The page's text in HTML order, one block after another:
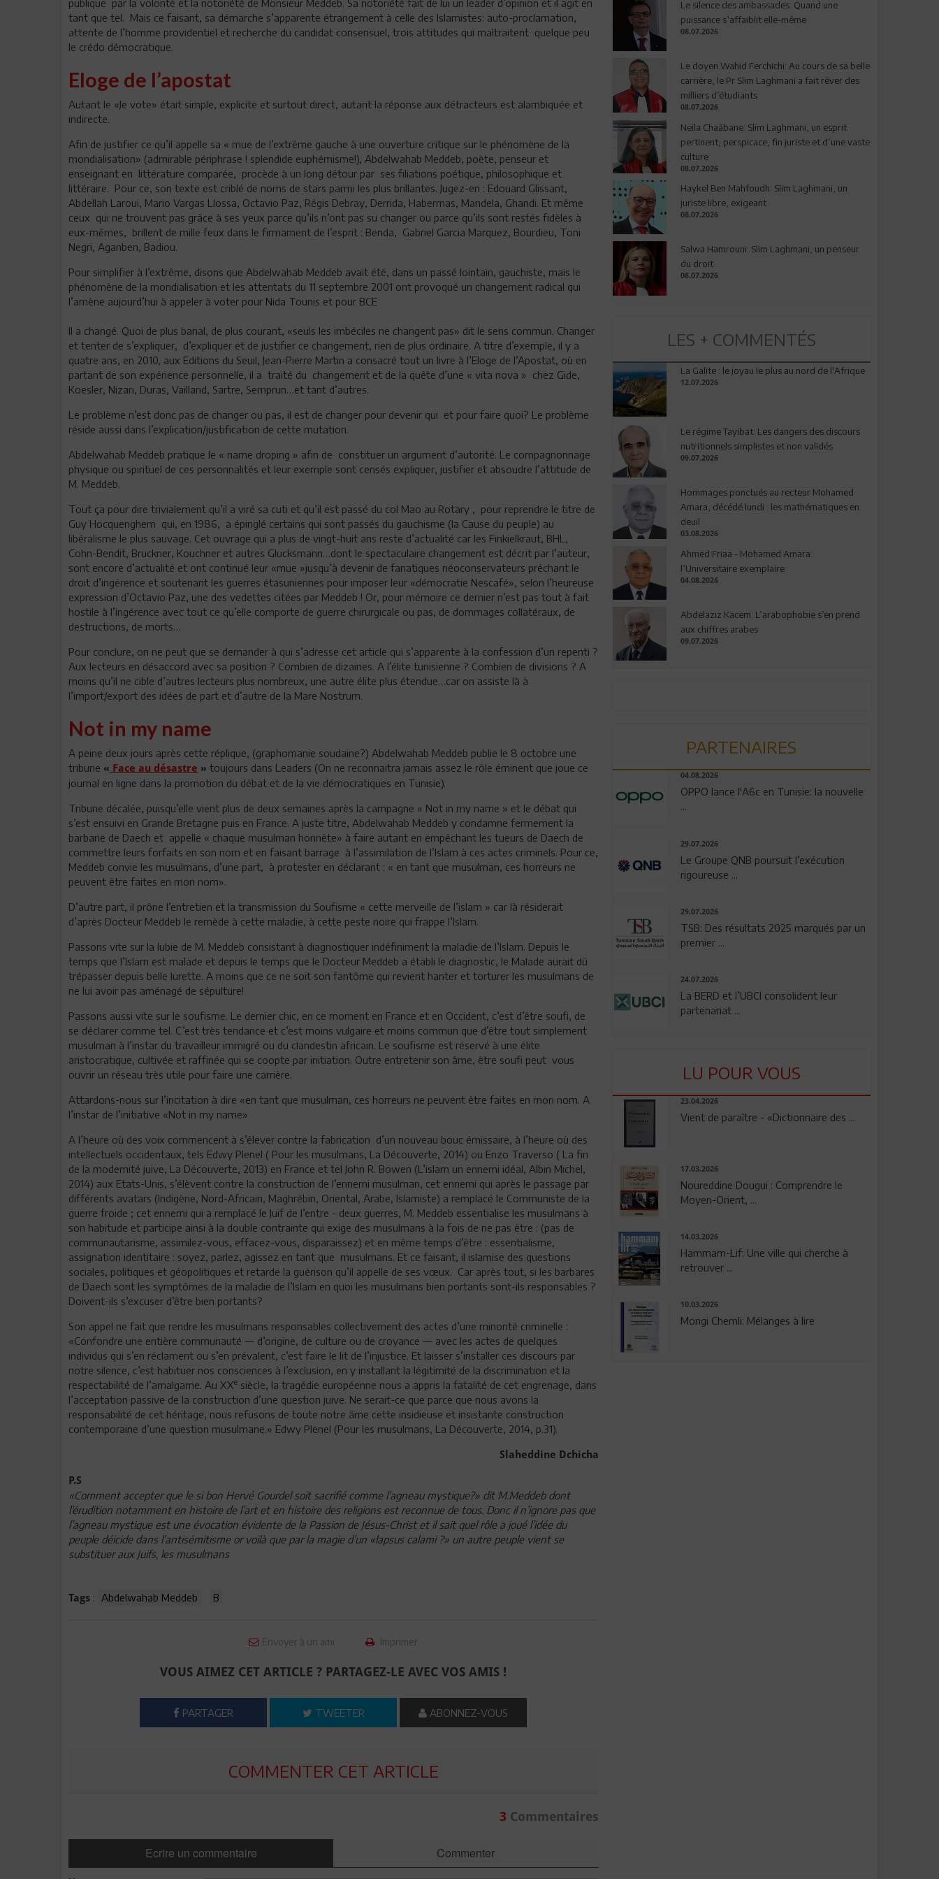
publique par la volonté et la notoriété de Monsieur Meddeb. Sa notoriété fait de lui un leader d’opinion et il agit en
tant que tel. Mais ce faisant, sa démarche s’apparente étrangement à celle des Islamistes: auto-proclamation,
attente de l’homme providentiel et recherche du candidat consensuel, trois attitudes qui maltraitent quelque peu
le crédo démocratique.
Eloge de l’apostat
Autant le «Je vote» était simple, explicite et surtout direct, autant la réponse aux détracteurs est alambiquée et
indirecte.
Afin de justifier ce qu’il appelle sa « mue de l’extrême gauche à une ouverture critique sur le phénomène de la
mondialisation» (admirable périphrase ! splendide euphémisme!), Abdelwahab Meddeb, poète, penseur et
enseignant en littérature comparée, procède à un long détour par ses filiations poétique, philosophique et
littéraire. Pour ce, son texte est criblé de noms de stars parmi les plus brillantes. Jugez-en : Edouard Glissant,
Abdellah Laroui, Mario Vargas Llossa, Octavio Paz, Régis Debray, Derrida, Habermas, Mandela, Ghandi. Et même
ceux qui ne trouvent pas grâce à ses yeux parce qu’ils n’ont pas su changer ou parce qu’ils sont restés fidèles à
eux-mêmes, brillent de mille feux dans le firmament de l’esprit : Benda, Gabriel Garcia Marquez, Bourdieu, Toni
Negri, Aganben, Badiou.
Pour simplifier à l’extrême, disons que Abdelwahab Meddeb avait été, dans un passé lointain, gauchiste, mais le
phénomène de la mondialisation et les attentats du 11 septembre 2001 ont provoqué un changement radical qui
l’amène aujourd’hui à appeler à voter pour Nida Tounis et pour BCE
Il a changé. Quoi de plus banal, de plus courant, «seuls les imbéciles ne changent pas» dit le sens commun. Changer
et tenter de s’expliquer, d’expliquer et de justifier ce changement, rien de plus ordinaire. A titre d’exemple, il y a
quatre ans, en 2010, aux Editions du Seuil, Jean-Pierre Martin a consacré tout un livre à l’Eloge de l’Apostat, où en
partant de son expérience personnelle, il a traité du changement et de la quête d’une « vita nova » chez Gide,
Koesler, Nizan, Duras, Vailland, Sartre, Semprun…et tant d’autres.
Le problème n’est donc pas de changer ou pas, il est de changer pour devenir qui et pour faire quoi? Le problème
réside aussi dans l’explication/justification de cette mutation.
Abdelwahab Meddeb pratique le « name droping » afin de constituer un argument d’autorité. Le compagnonnage
physique ou spirituel de ces personnalités et leur exemple sont censés expliquer, justifier et absoudre l’attitude de
M. Meddeb.
Tout ça pour dire trivialement qu’il a viré sa cuti et qu’il est passé du col Mao au Rotary , pour reprendre le titre de
Guy Hocquenghem qui, en 1986, a épinglé certains qui sont passés du gauchisme (la Cause du peuple) au
libéralisme le plus sauvage. Cet ouvrage qui a plus de vingt-huit ans reste d’actualité car les Finkielkraut, BHL,
Cohn-Bendit, Bruckner, Kouchner et autres Glucksmann…dont le spectaculaire changement est décrit par l’auteur,
sont encore d’actualité et ont continué leur «mue »jusqu’à devenir de fanatiques néoconservateurs prêchant le
droit d’ingérence et soutenant les guerres étasuniennes pour imposer leur «démocratie Nescafé», selon l’heureuse
expression d’Octavio Paz, une des vedettes citées par Meddeb ! Or, pour mémoire ce dernier n’est pas tout à fait
hostile à l’ingérence avec tout ce qu’elle comporte de guerre chirurgicale ou pas, de dommages collatéraux, de
destructions, de morts…
Pour conclure, on ne peut que se demander à qui s’adresse cet article qui s’apparente à la confession d’un repenti ?
Aux lecteurs en désaccord avec sa position ? Combien de dizaines. A l’élite tunisienne ? Combien de divisions ? A
moins qu’il ne cible d’autres lecteurs plus nombreux, une autre élite plus étendue…car on assiste là à
l’import/export des idées de part et d’autre de la Mare Nostrum.
Not in my name
A peine deux jours après cette réplique, (graphomanie soudaine?) Abdelwahab Meddeb publie le 8 octobre une
tribune « Face au désastre » toujours dans Leaders (On ne reconnaitra jamais assez le rôle éminent que joue ce
journal en ligne dans la promotion du débat et de la vie démocratiques en Tunisie).
Tribune décalée, puisqu’elle vient plus de deux semaines après la campagne « Not in my name » et le débat qui
s’est ensuivi en Grande Bretagne puis en France. A juste titre, Abdelwahab Meddeb y condamne fermement la
barbarie de Daech et appelle « chaque musulman honnête» à faire autant en empêchant les tueurs de Daech de
commettre leurs forfaits en son nom et en faisant barrage à l’assimilation de l’Islam à ces actes criminels. Pour ce,
Meddeb convie les musulmans, d’une part, à protester en déclarant : « en tant que musulman, ces horreurs ne
peuvent être faites en mon nom».
D’autre part, il prône l’entretien et la transmission du Soufisme « cette merveille de l’islam » car là résiderait
d’après Docteur Meddeb le remède à cette maladie, à cette peste noire qui frappe l’Islam.
Passons vite sur la lubie de M. Meddeb consistant à diagnostiquer indéfiniment la maladie de l’Islam. Depuis le
temps que l’Islam est malade et depuis le temps que le Docteur Meddeb a établi le diagnostic, le Malade aurait dû
trépasser depuis belle lurette. A moins que ce ne soit son fantôme qui revient hanter et torturer les musulmans de
ne lui avoir pas aménagé de sépulture!
Passons aussi vite sur le soufisme. Le dernier chic, en ce moment en France et en Occident, c’est d’être soufi, de
se déclarer comme tel. C’est très tendance et c’est moins vulgaire et moins commun que d’être tout simplement
musulman à l’instar du travailleur immigré ou du clandestin africain. Le soufisme est réservé à une élite
aristocratique, cultivée et raffinée qui se coopte par initiation. Outre entretenir son âme, être soufi peut vous
ouvrir un réseau très utile pour faire une carrière.
Attardons-nous sur l’incitation à dire «en tant que musulman, ces horreurs ne peuvent être faites en mon nom. A
l’instar de l’initiative «Not in my name»
A l’heure où des voix commencent à s’élever contre la fabrication d’un nouveau bouc émissaire, à l’heure où des
intellectuels occidentaux, tels Edwy Plenel ( Pour les musulmans, La Découverte, 2014) ou Enzo Traverso ( La fin
de la modernité juive, La Découverte, 2013) en France et tel John R. Bowen (L’islam un ennemi idéal, Albin Michel,
2014) aux Etats-Unis, s’élèvent contre la construction de l’ennemi musulman, cet ennemi qui après le passage par
différents avatars (Indigène, Nord-Africain, Maghrébin, Oriental, Arabe, Islamiste) a remplacé le Communiste de la
guerre froide ; cet ennemi qui a remplacé le Juif de l’entre - deux guerres, M. Meddeb essentialise les musulmans à
son habitude et participe ainsi à la double contrainte qui exige des musulmans à la fois de ne pas être : (pas de
communautarisme, assimilez-vous, effacez-vous, disparaissez) et en même temps d’être : essentialisme,
assignation identitaire : soyez, parlez, agissez en tant que musulmans. Et ce faisant, il islamise des questions
sociales, politiques et géopolitiques et retarde la guérison qu’il appelle de ses vœux. Car après tout, si les barbares
de Daech sont les symptômes de la maladie de l’Islam en quoi les musulmans bien portants sont-ils responsables ?
Doivent-ils s’excuser d’être bien portants?
Son appel ne fait que rendre les musulmans responsables collectivement des actes d’une minorité criminelle :
«Confondre une entière communauté — d’origine, de culture ou de croyance — avec les actes de quelques
individus qui s’en réclament ou s’en prévalent, c’est faire le lit de l’injustice. Et laisser s’installer ces discours par
notre silence, c’est habituer nos consciences à l’exclusion, en y installant la légitimité de la discrimination et la
respectabilité de l’amalgame. Au XXe siècle, la tragédie européenne nous a appris la fatalité de cet engrenage, dans
l’acceptation passive de la construction d’une question juive. Ne serait-ce que parce que nous avons la
responsabilité de cet héritage, nous refusons de toute notre âme cette insidieuse et insistante construction
contemporaine d’une question musulmane.» Edwy Plenel (Pour les musulmans, La Découverte, 2014, p.31).
Slaheddine Dchicha
P.S
«Comment accepter que le si bon Hervé Gourdel soit sacrifié comme l’agneau mystique?» dit M.Meddeb dont
l’érudition notamment en histoire de l’art et en histoire des religions est reconnue de tous. Donc il n’ignore pas que
l’agneau mystique est une évocation évidente de la Passion de Jésus-Christ et il sait quel rôle a joué l’idée du
peuple déicide dans l’antisémitisme or voilà que par la magie d’un «lapsus calami ?» un autre peuple vient se
substituer aux Juifs, les musulmans
Tags : Abdelwahab Meddeb B
Envoyer à un ami Imprimer
VOUS AIMEZ CET ARTICLE ? PARTAGEZ-LE AVEC VOS AMIS !
PARTAGER TWEETER ABONNEZ-VOUS
COMMENTER CET ARTICLE
3 Commentaires
Ecrire un commentaire Commenter
Le silence des ambassades: Quand une
puissance s’affaiblit elle-même
08.07.2026
Le doyen Wahid Ferchichi: Au cours de sa belle
carrière, le Pr Slim Laghmani a fait rêver des
milliers d’étudiants
08.07.2026
Neila Chaâbane: Slim Laghmani, un esprit
pertinent, perspicace, fin juriste et d’une vaste
culture
08.07.2026
Haykel Ben Mahfoudh: Slim Laghmani, un
juriste libre, exigeant
08.07.2026
Salwa Hamrouni: Slim Laghmani, un penseur
du droit
08.07.2026
LES + COMMENTÉS
La Galite : le joyau le plus au nord de l'Afrique
12.07.2026
Le régime Tayibat: Les dangers des discours
nutritionnels simplistes et non validés
09.07.2026
Hommages ponctués au recteur Mohamed
Amara, décédé lundi : les mathématiques en
deuil
03.08.2026
Ahmed Friaa - Mohamed Amara:
l’Universitaire exemplaire
04.08.2026
Abdelaziz Kacem: L’arabophobie s’en prend
aux chiffres arabes
09.07.2026
PARTENAIRES
04.08.2026
OPPO lance l'A6c en Tunisie: la nouvelle
...
29.07.2026
Le Groupe QNB poursuit l’exécution
rigoureuse ...
29.07.2026
TSB: Des résultats 2025 marqués par un
premier ...
24.07.2026
La BERD et l’UBCI consolident leur
partenariat ...
LU POUR VOUS
23.04.2026
Vient de paraître - «Dictionnaire des ...
17.03.2026
Noureddine Dougui : Comprendre le
Moyen-Orient, ...
14.03.2026
Hammam-Lif: Une ville qui cherche à
retrouver ...
10.03.2026
Mongi Chemli: Mélanges à lire